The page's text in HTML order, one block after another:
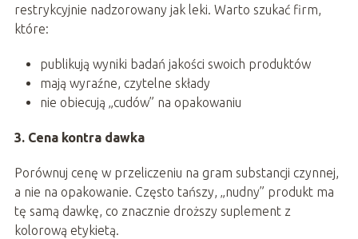
restrykcyjnie nadzorowany jak leki. Warto szukać firm,
które:
publikują wyniki badań jakości swoich produktów
mają wyraźne, czytelne składy
nie obiecują „cudów” na opakowaniu
3. Cena kontra dawka
Porównuj cenę w przeliczeniu na gram substancji czynnej,
a nie na opakowanie. Często tańszy, „nudny” produkt ma
tę samą dawkę, co znacznie droższy suplement z
kolorową etykietą.